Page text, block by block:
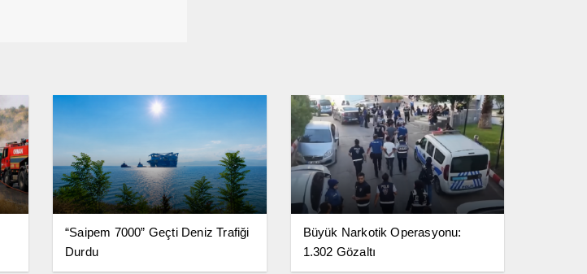
“Saipem 7000” Geçti Deniz Trafiği
Durdu
Büyük Narkotik Operasyonu:
1.302 Gözaltı